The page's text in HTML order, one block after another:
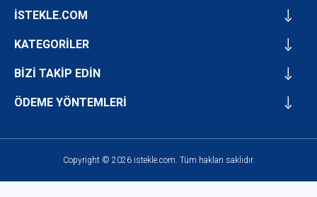
İSTEKLE.COM
KATEGORİLER
BİZİ TAKİP EDİN
ÖDEME YÖNTEMLERİ
Copyright © 2026 istekle.com. Tüm hakları saklıdır.